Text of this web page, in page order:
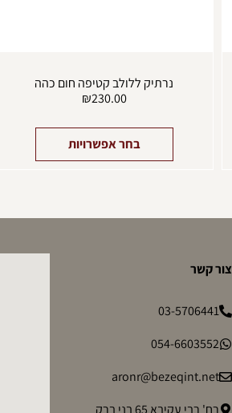
נרתיק ללולב קטיפה חום כהה
₪230.00
בחר אפשרויות
צור קשר
03-5706441
054-6603552
aronr@bezeqint.net